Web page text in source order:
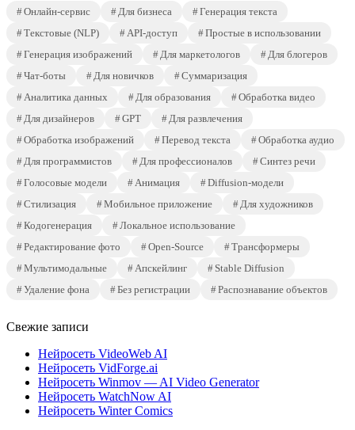
Онлайн-сервис Для бизнеса
Генерация текста
Текстовые (NLP)
API-доступ
Простые в использовании
Генерация изображений
Для маркетологов
Для блогеров
Чат-боты
Для новичков
Суммаризация
Аналитика данных
Для образования
Обработка видео
Для дизайнеров
GPT
Для развлечения
Обработка изображений
Перевод текста
Обработка аудио
Для программистов
Для профессионалов
Синтез речи
Голосовые модели
Анимация
Diffusion-модели
Стилизация
Мобильное приложение
Для художников
Кодогенерация
Локальное использование
Редактирование фото
Open-Source
Трансформеры
Мультимодальные
Апскейлинг
Stable Diffusion
Удаление фона
Без регистрации Распознавание объектов
Свежие записи
Нейросеть VideoWeb AI
Нейросеть VidForge.ai
Нейросеть Winmov — AI Video Generator
Нейросеть WatchNow AI
Нейросеть Winter Comics